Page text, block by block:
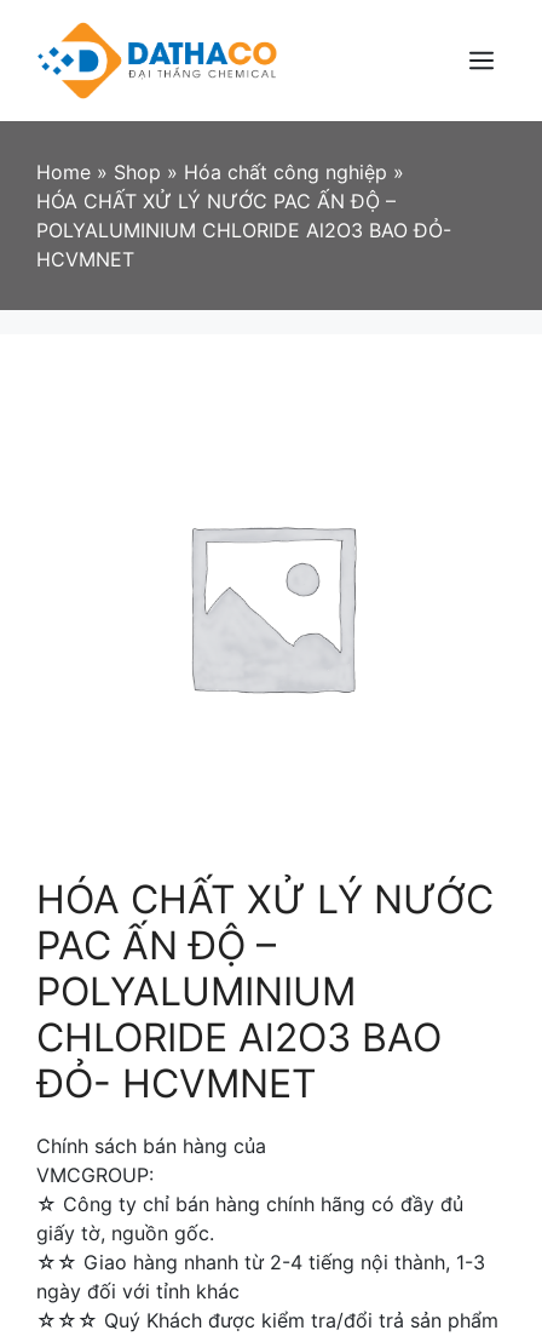
content
Menu
Home » Shop » Hóa chất công nghiệp »
HÓA CHẤT XỬ LÝ NƯỚC PAC ẤN ĐỘ –
POLYALUMINIUM CHLORIDE Al2O3 BAO ĐỎ-
HCVMNET
HÓA CHẤT XỬ LÝ NƯỚC
PAC ẤN ĐỘ –
POLYALUMINIUM
CHLORIDE Al2O3 BAO
ĐỎ- HCVMNET
Chính sách bán hàng của
VMCGROUP:
☆ Công ty chỉ bán hàng chính hãng có đầy đủ
giấy tờ, nguồn gốc.
☆☆ Giao hàng nhanh từ 2-4 tiếng nội thành, 1-3
ngày đối với tỉnh khác
☆☆☆ Quý Khách được kiểm tra/đổi trả sản phẩm